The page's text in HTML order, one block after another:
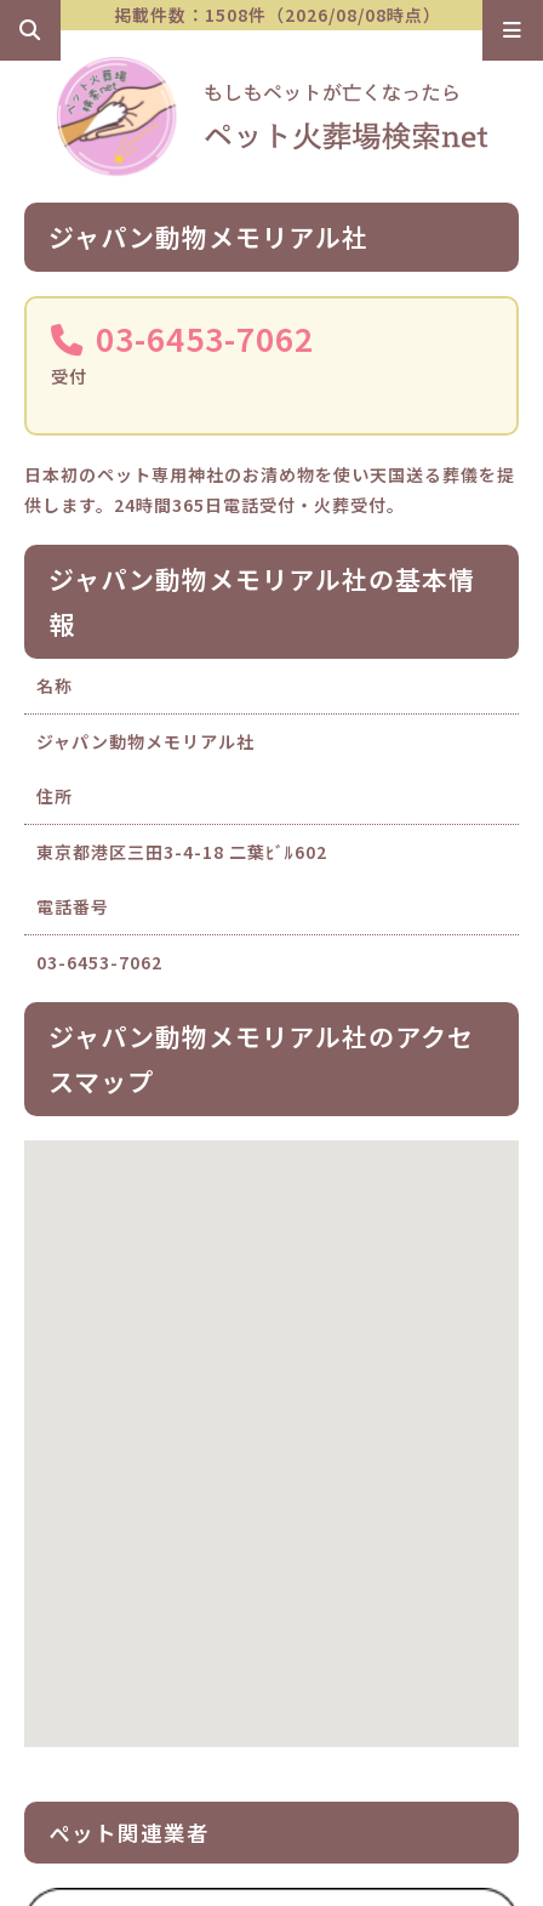
掲載件数：1508件（2026/08/08時点）
ジャパン動物メモリアル社
03-6453-7062
受付
日本初のペット専用神社のお清め物を使い天国送る葬儀を提
供します。24時間365日電話受付・火葬受付。
ジャパン動物メモリアル社の基本情
報
名称
ジャパン動物メモリアル社
住所
東京都港区三田3-4-18 二葉ﾋﾞﾙ602
電話番号
03-6453-7062
ジャパン動物メモリアル社のアクセ
スマップ
ペット関連業者